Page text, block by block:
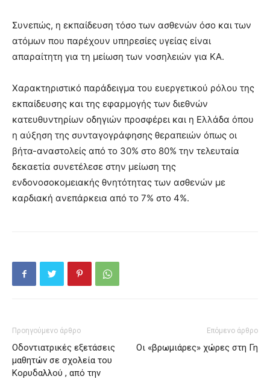
Συνεπώς, η εκπαίδευση τόσο των ασθενών όσο και των
ατόμων που παρέχουν υπηρεσίες υγείας είναι
απαραίτητη για τη μείωση των νοσηλειών για ΚΑ.
Χαρακτηριστικό παράδειγμα του ευεργετικού ρόλου της
εκπαίδευσης και της εφαρμογής των διεθνών
κατευθυντηρίων οδηγιών προσφέρει και η Ελλάδα όπου
η αύξηση της συνταγογράφησης θεραπειών όπως οι
βήτα-αναστολείς από το 30% στο 80% την τελευταία
δεκαετία συνετέλεσε στην μείωση της
ενδονοσοκομειακής θνητότητας των ασθενών με
καρδιακή ανεπάρκεια από το 7% στο 4%.
Προηγούμενο άρθρο
Οδοντιατρικές εξετάσεις
μαθητών σε σχολεία του
Κορυδαλλού , από την
Επόμενο άρθρο
Οι «βρωμιάρες» χώρες στη Γη